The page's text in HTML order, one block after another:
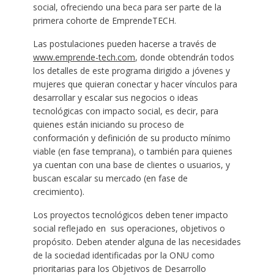
social, ofreciendo una beca para ser parte de la
primera cohorte de EmprendeTECH.
Las postulaciones pueden hacerse a través de
www.emprende-tech.com, donde obtendrán todos
los detalles de este programa dirigido a jóvenes y
mujeres que quieran conectar y hacer vínculos para
desarrollar y escalar sus negocios o ideas
tecnológicas con impacto social, es decir, para
quienes están iniciando su proceso de
conformación y definición de su producto mínimo
viable (en fase temprana), o también para quienes
ya cuentan con una base de clientes o usuarios, y
buscan escalar su mercado (en fase de
crecimiento).
Los proyectos tecnológicos deben tener impacto
social reflejado en sus operaciones, objetivos o
propósito. Deben atender alguna de las necesidades
de la sociedad identificadas por la ONU como
prioritarias para los Objetivos de Desarrollo